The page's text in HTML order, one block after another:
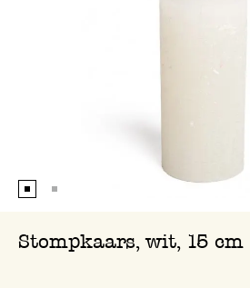
Stompkaars, wit, 15 cm